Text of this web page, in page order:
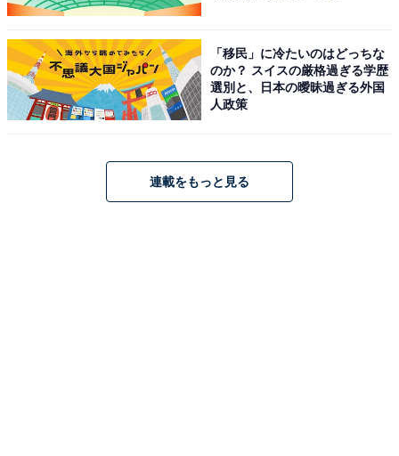
「移民」に冷たいのはどっちな
のか？ スイスの厳格過ぎる学歴
選別と、日本の曖昧過ぎる外国
人政策
連載をもっと見る